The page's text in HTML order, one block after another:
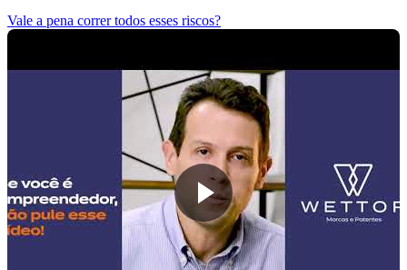
Vale a pena correr todos esses riscos?